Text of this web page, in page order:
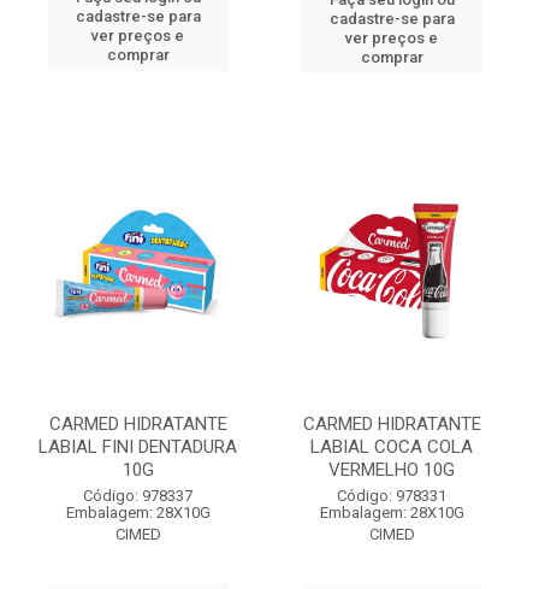
cadastre-se para
ver preços e
comprar
cadastre-se para
ver preços e
comprar
CARMED HIDRATANTE
LABIAL FINI DENTADURA
10G
Código: 978337
Embalagem: 28X10G
CIMED
CARMED HIDRATANTE
LABIAL COCA COLA
VERMELHO 10G
Código: 978331
Embalagem: 28X10G
CIMED